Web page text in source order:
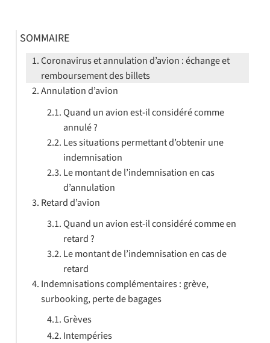
SOMMAIRE
Coronavirus et annulation d’avion : échange et
remboursement des billets
Annulation d’avion
Quand un avion est-il considéré comme
annulé ?
Les situations permettant d’obtenir une
indemnisation
Le montant de l’indemnisation en cas
d’annulation
Retard d’avion
Quand un avion est-il considéré comme en
retard ?
Le montant de l’indemnisation en cas de
retard
Indemnisations complémentaires : grève,
surbooking, perte de bagages
Grèves
Intempéries